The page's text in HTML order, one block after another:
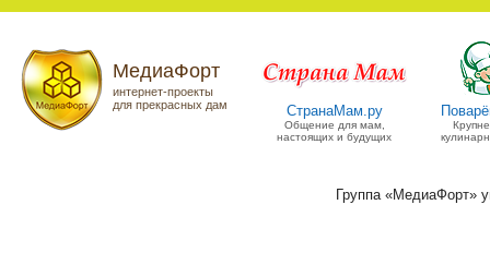
МедиаФорт
интернет-проекты
для прекрасных дам
СтранаМам.ру
Общение для мам,
настоящих и будущих
Группа «МедиаФорт»